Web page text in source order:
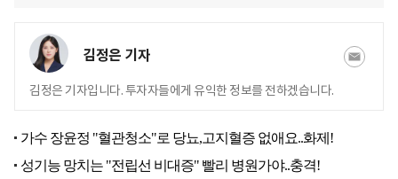
김정은 기자
김정은 기자입니다. 투자자들에게 유익한 정보를 전하겠습니다.